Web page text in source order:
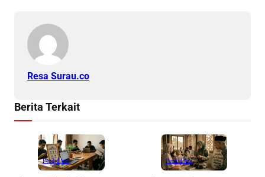
Resa Surau.co
Berita Terkait
Pendidikan Pendidikan